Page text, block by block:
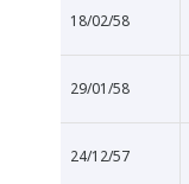
18/02/58
29/01/58
24/12/57